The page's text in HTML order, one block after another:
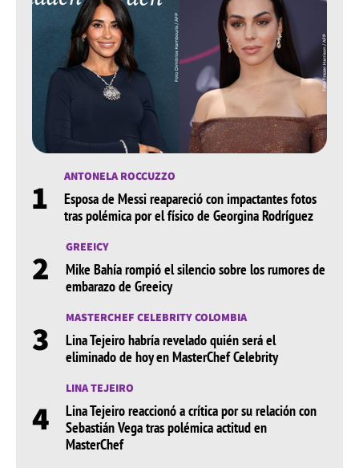
1 ANTONELA ROCCUZZO
Esposa de Messi reapareció con impactantes fotos
tras polémica por el físico de Georgina Rodríguez
2 GREEICY
Mike Bahía rompió el silencio sobre los rumores de
embarazo de Greeicy
3 MASTERCHEF CELEBRITY COLOMBIA
Lina Tejeiro habría revelado quién será el
eliminado de hoy en MasterChef Celebrity
4
LINA TEJEIRO
Lina Tejeiro reaccionó a crítica por su relación con
Sebastián Vega tras polémica actitud en
MasterChef